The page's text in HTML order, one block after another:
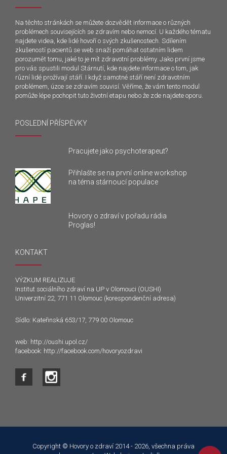
Na těchto stránkách se můžete dozvědět informace o různých
problémech souvisejících se zdravím nebo nemocí. U každého tématu
najdete videa, kde lidé hovoří o svých zkušenostech. Sdílením
zkušeností pacientů se web snaží pomáhat ostatním lidem
porozumět tomu, jaké to je mít zdravotní problémy. Jako první jsme
pro vás spustili modul Stárnutí, kde najdete informace o tom, jak
různí lidé prožívají stáří. I když samotné stáří není zdravotním
problémem, úzce se zdravím souvisí. Věříme, že vám tento modul
pomůže lépe pochopit tuto životní etapu nebo že zde najdete oporu.
POSLEDNÍ PŘÍSPĚVKY
Pracujete jako psychoterapeut?
Přihlašte se na první online workshop
na téma stárnoucí populace
Hovory o zdraví v pořadu rádia
Proglas!
KONTAKT
VÝZKUM REALIZUJE
Institut sociálního zdraví na UP v Olomouci (OUSHI)
Univerzitní 22, 771 11 Olomouc (korespondenční adresa)
Sídlo: Kateřinská 653/17, 779 00 Olomouc
web: http://oushi.upol.cz/
facebook: http://facebook.com/hovoryozdravi
Copyright © Hovory o zdraví 2014 - 2026, všechna práva
souhlasíte.